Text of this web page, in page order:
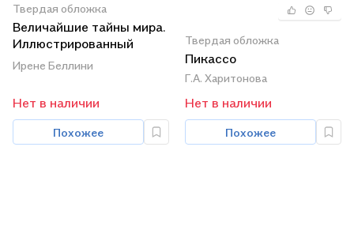
Твердая обложка
Величайшие тайны мира.
Иллюстрированный
атлас
Ирене Беллини
Нет в наличии
Похожее
Твердая обложка
Пикассо
Г.А. Харитонова
Нет в наличии
Похожее